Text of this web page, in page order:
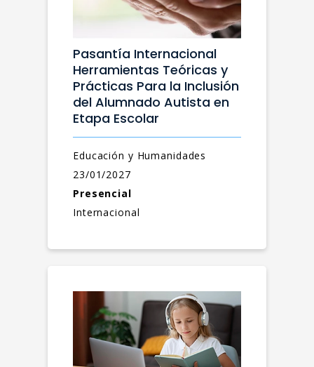
Pasantía Internacional
Herramientas Teóricas y
Prácticas Para la Inclusión
del Alumnado Autista en
Etapa Escolar
Educación y Humanidades
23/01/2027
Presencial
Internacional